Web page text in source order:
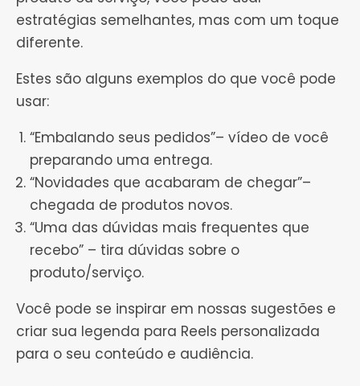
estratégias semelhantes, mas com um toque
diferente.
Estes são alguns exemplos do que você pode
usar:
“Embalando seus pedidos”– vídeo de você
preparando uma entrega.
“Novidades que acabaram de chegar”–
chegada de produtos novos.
“Uma das dúvidas mais frequentes que
recebo” – tira dúvidas sobre o
produto/serviço.
Você pode se inspirar em nossas sugestões e
criar sua legenda para Reels personalizada
para o seu conteúdo e audiência.